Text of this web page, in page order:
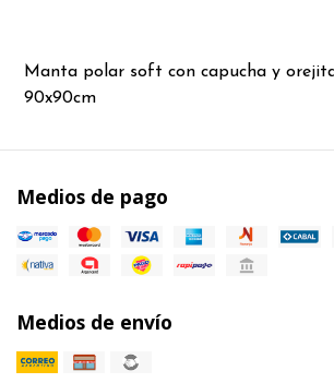
Manta polar soft con capucha y
90x90cm
Medios de pago
Medios de envío